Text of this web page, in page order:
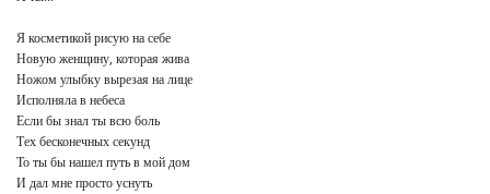
Я косметикой рисую на себе
Новую женщину, которая жива
Ножом улыбку вырезая на лице
Исполняла в небеса
Если бы знал ты всю боль
Тех бесконечных секунд
То ты бы нашел путь в мой дом
И дал мне просто уснуть